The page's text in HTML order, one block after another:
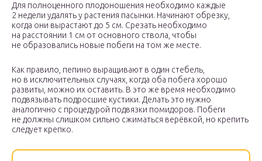
Для полноценного плодоношения необходимо каждые
2 недели удалять у растения пасынки. Начинают обрезку,
когда они вырастают до 5 см. Срезать необходимо
на расстоянии 1 см от основного ствола, чтобы
не образовались новые побеги на том же месте.
Как правило, пепино выращивают в один стебель,
но в исключительных случаях, когда оба побега хорошо
развиты, можно их оставить. В это же время необходимо
подвязывать подросшие кустики. Делать это нужно
аналогично с процедурой подвязки помидоров. Побеги
не должны слишком сильно сжиматься верёвкой, но крепить
следует крепко.